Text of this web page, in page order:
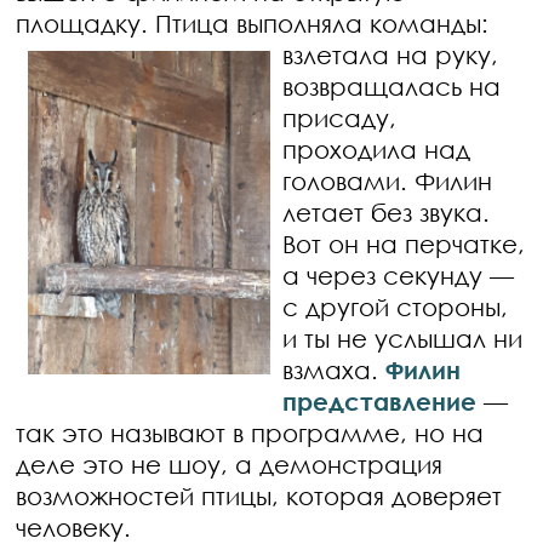
площадку. Птица выполняла команды:
взлетала на руку,
возвращалась на
присаду,
проходила над
головами. Филин
летает без звука.
Вот он на перчатке,
а через секунду —
с другой стороны,
и ты не услышал ни
взмаха.Филин
представление —
так это называют в программе, но на
деле это не шоу, а демонстрация
возможностей птицы, которая доверяет
человеку.